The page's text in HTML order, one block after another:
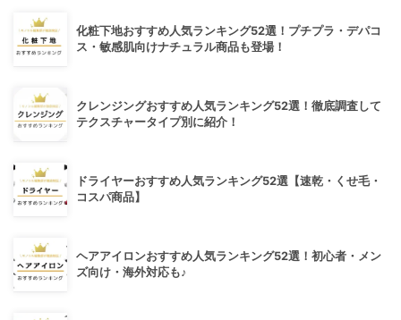
化粧下地おすすめ人気ランキング52選！プチプラ・デパコ
ス・敏感肌向けナチュラル商品も登場！
クレンジングおすすめ人気ランキング52選！徹底調査して
テクスチャータイプ別に紹介！
ドライヤーおすすめ人気ランキング52選【速乾・くせ毛・
コスパ商品】
ヘアアイロンおすすめ人気ランキング52選！初心者・メン
ズ向け・海外対応も♪